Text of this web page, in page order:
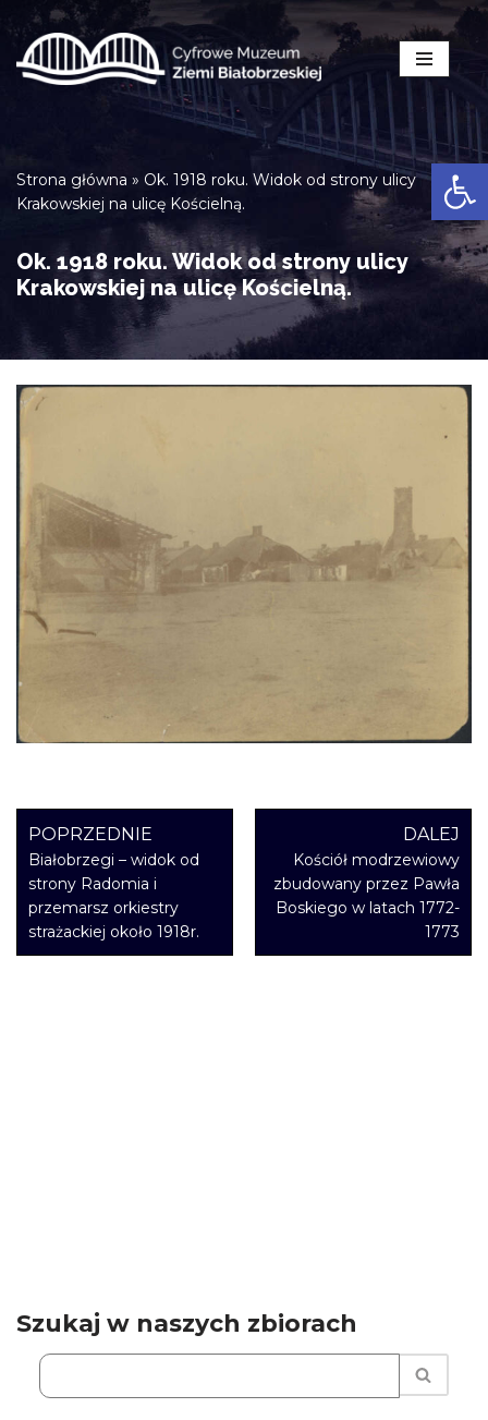
Przejdź
do
Strona główna » Ok. 1918 roku. Widok od strony ulicy
Krakowskiej na ulicę Kościelną.
Ok. 1918 roku. Widok od strony ulicy
Krakowskiej na ulicę Kościelną.
POPRZEDNIE
Białobrzegi – widok od
strony Radomia i
przemarsz orkiestry
strażackiej około 1918r.
DALEJ
Kościół modrzewiowy
zbudowany przez Pawła
Boskiego w latach 1772-
1773
Szukaj w naszych zbiorach